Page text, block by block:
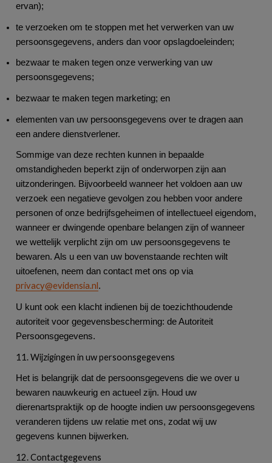
ervan);
te verzoeken om te stoppen met het verwerken van uw
persoonsgegevens, anders dan voor opslagdoeleinden;
bezwaar te maken tegen onze verwerking van uw
persoonsgegevens;
bezwaar te maken tegen marketing; en
elementen van uw persoonsgegevens over te dragen aan
een andere dienstverlener.
Sommige van deze rechten kunnen in bepaalde
omstandigheden beperkt zijn of onderworpen zijn aan
uitzonderingen. Bijvoorbeeld wanneer het voldoen aan uw
verzoek een negatieve gevolgen zou hebben voor andere
personen of onze bedrijfsgeheimen of intellectueel eigendom,
wanneer er dwingende openbare belangen zijn of wanneer
we wettelijk verplicht zijn om uw persoonsgegevens te
bewaren. Als u een van uw bovenstaande rechten wilt
uitoefenen, neem dan contact met ons op via
privacy@evidensia.nl.
U kunt ook een klacht indienen bij de toezichthoudende
autoriteit voor gegevensbescherming: de Autoriteit
Persoonsgegevens.
11. Wijzigingen in uw persoonsgegevens
Het is belangrijk dat de persoonsgegevens die we over u
bewaren nauwkeurig en actueel zijn. Houd uw
dierenartspraktijk op de hoogte indien uw persoonsgegevens
veranderen tijdens uw relatie met ons, zodat wij uw
gegevens kunnen bijwerken.
12. Contactgegevens